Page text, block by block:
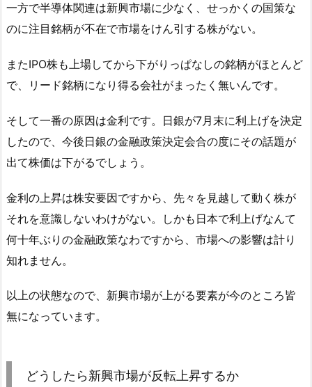
一方で半導体関連は新興市場に少なく、せっかくの国策な
のに注目銘柄が不在で市場をけん引する株がない。
またIPO株も上場してから下がりっぱなしの銘柄がほとんど
で、リード銘柄になり得る会社がまったく無いんです。
そして一番の原因は金利です。日銀が7月末に利上げを決定
したので、今後日銀の金融政策決定会合の度にその話題が
出て株価は下がるでしょう。
金利の上昇は株安要因ですから、先々を見越して動く株が
それを意識しないわけがない。しかも日本で利上げなんて
何十年ぶりの金融政策なわですから、市場への影響は計り
知れません。
以上の状態なので、新興市場が上がる要素が今のところ皆
無になっています。
どうしたら新興市場が反転上昇するか